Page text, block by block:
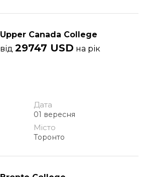
Upper Canada College
від29747 USD на рік
Дата
01 вересня
Місто
Торонто